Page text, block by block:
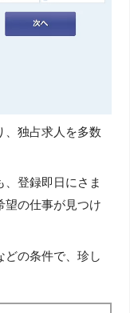
、独占求人を多数
、登録即日にさま
望の仕事が見つけ
どの条件で、珍し